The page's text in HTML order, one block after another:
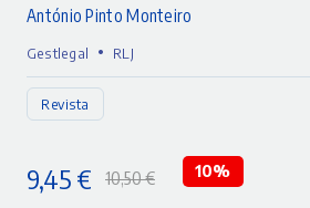
António Pinto Monteiro
Gestlegal • RLJ
Revista
10,50€
9,45 € 10%